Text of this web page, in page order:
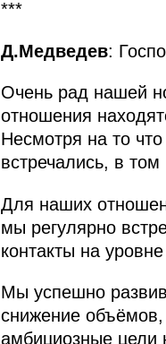
***
Д.Медведев:
Очень рад нашей
отношения
Несмотря на то
встречались, в
Для наших
мы регулярно
контакты на
Мы успешно
снижение объёмов,
амбициозные цели